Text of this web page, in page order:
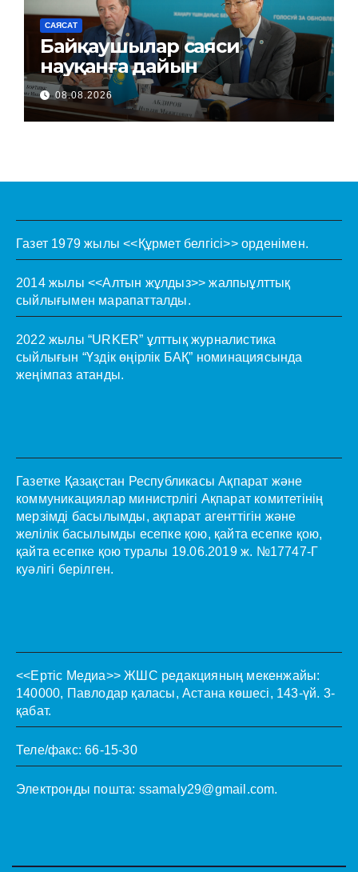
САЯСАТ
Байқаушылар саяси
науқанға дайын
08.08.2026
Газет 1979 жылы <<Құрмет белгісі>> орденімен.
2014 жылы <<Алтын жұлдыз>> жалпыұлттық
сыйлығымен марапатталды.
2022 жылы “URKER” ұлттық журналистика
сыйлығын “Үздік өңірлік БАҚ” номинациясында
жеңімпаз атанды.
Газетке Қазақстан Республикасы Ақпарат және
коммуникациялар министрлігі Ақпарат комитетінің
мерзімді басылымды, ақпарат агенттігін және
желілік басылымды есепке қою, қайта есепке қою,
қайта есепке қою туралы 19.06.2019 ж. №17747-Г
куәлігі берілген.
<<Ертіс Медиа>> ЖШС редакцияның мекенжайы:
140000, Павлодар қаласы, Астана көшесі, 143-үй. 3-
қабат.
Теле/факс: 66-15-30
Электронды пошта: ssamaly29@gmail.com.